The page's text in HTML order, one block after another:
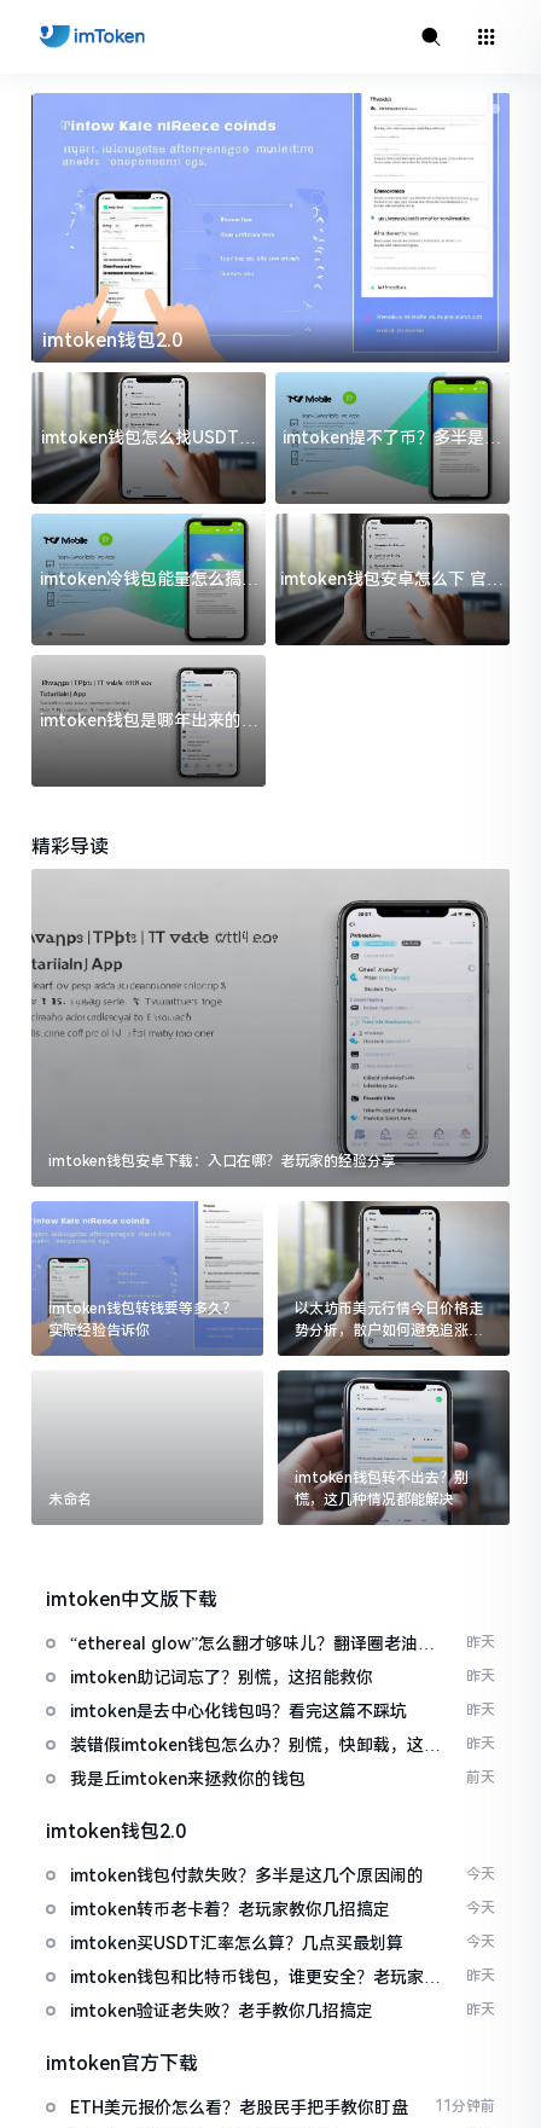
imtoken钱包2.0
imtoken钱包怎么找USDT地
址？三步搞定不踩坑
imtoken提不了币？多半是这
几件事没处理好
imtoken冷钱包能量怎么搞？
过来人告诉你门道
imtoken钱包安卓怎么下 官方
渠道避坑指南
imtoken钱包是哪年出来的？
一文给你说清楚
精彩导读
imtoken钱包安卓下载：入口在哪？老玩家的经验分享
imtoken钱包转钱要等多久？
实际经验告诉你
以太坊币美元行情今日价格走
势分析，散户如何避免追涨杀
跌被套牢
未命名
imtoken钱包转不出去？别
慌，这几种情况都能解决
imtoken中文版下载
“ethereal glow”怎么翻才够味儿？翻译圈老油条
的私房话
昨天
imtoken助记词忘了？别慌，这招能救你 昨天
imtoken是去中心化钱包吗？看完这篇不踩坑 昨天
装错假imtoken钱包怎么办？别慌，快卸载，这几
招能救急
昨天
我是丘imtoken来拯救你的钱包 前天
imtoken钱包2.0
imtoken钱包付款失败？多半是这几个原因闹的 今天
imtoken转币老卡着？老玩家教你几招搞定 今天
imtoken买USDT汇率怎么算？几点买最划算 今天
imtoken钱包和比特币钱包，谁更安全？老玩家来
聊聊
昨天
imtoken验证老失败？老手教你几招搞定 昨天
imtoken官方下载
ETH美元报价怎么看？老股民手把手教你盯盘 11分钟前